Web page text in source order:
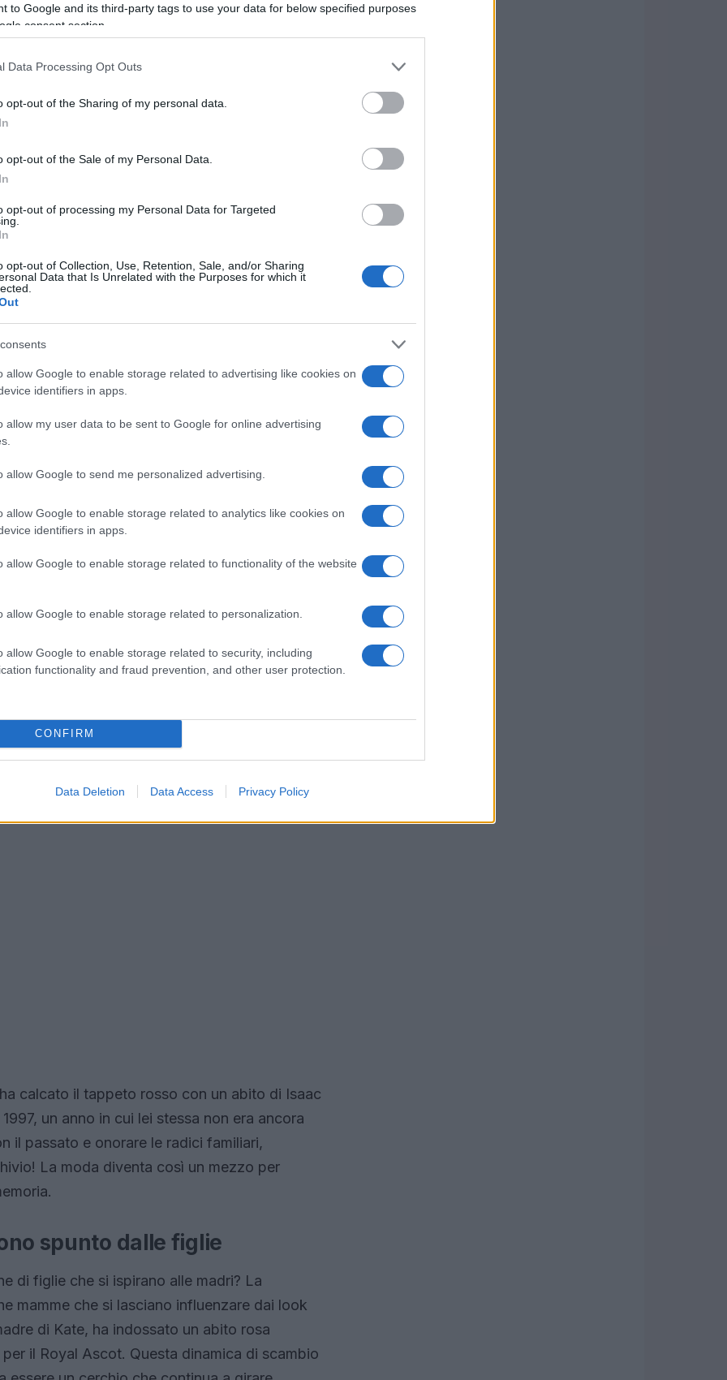
to Google and its third-party tags to use your data for below specified purposes
consent section.
Data Processing Opt Outs
opt-out of the Sharing of my personal data.
opt-out of the Sale of my Personal Data.
opt-out of processing my Personal Data for Targeted
opt-out of Collection, Use, Retention, Sale, and/or Sharing
Data that Is Unrelated with the Purposes for which it
allow Google to enable storage related to advertising like cookies on
identifiers in apps.
allow my user data to be sent to Google for online advertising
allow Google to send me personalized advertising.
allow Google to enable storage related to analytics like cookies on
identifiers in apps.
allow Google to enable storage related to functionality of the website
allow Google to enable storage related to personalization.
allow Google to enable storage related to security, including
functionality and fraud prevention, and other user protection.
CONFIRM
Data Deletion Data Access Privacy Policy
generazioni
una vera e propria mania nel mondo
a prendere spunto dai look delle
speciali, dai red carpet ai balli di fine
indossare un abito che racconta una storia
un abito trasparente di Donna
Sarandon agli Oscar del 2003. Non crederai
di un pezzo del genere! Questa
vera e propria celebrazione che sottolinea
universale, capace di unire le generazioni.
condivisi e a un’eredità che continua a
classici
non si limitano a copiare i look delle madri;
moderno. Prendiamo Kaia Gerber, che ha
indossando un abito bianco firmato Hervé
agli Oscar del 1993. Questa
solo mette in mostra il proprio stile, ma
questi abiti hanno fatto la storia. La numero 4
calcato il tappeto rosso con un abito di Isaac
un anno in cui lei stessa non era ancora
il passato e onorare le radici familiari,
La moda diventa così un mezzo per
spunto dalle figlie
di figlie che si ispirano alle madri? La
mamme che si lasciano influenzare dai look
di Kate, ha indossato un abito rosa
il Royal Ascot. Questa dinamica di scambio